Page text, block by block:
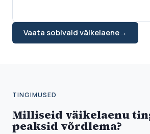
Vaata sobivaid väikelaene→
TINGIMUSED
Milliseid väikelaenu
peaksid võrdlema?